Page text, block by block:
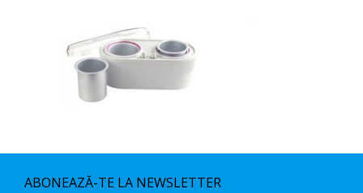
ABONEAZĂ-TE LA NEWSLETTER